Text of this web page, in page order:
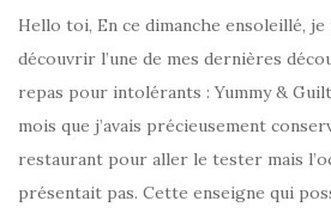
Hello toi, En ce dimanche ensoleillé,
découvrir l’une de mes dernières
repas pour intolérants : Yummy &
mois que j’avais précieusement
restaurant pour aller le tester mais
présentait pas. Cette enseigne qui